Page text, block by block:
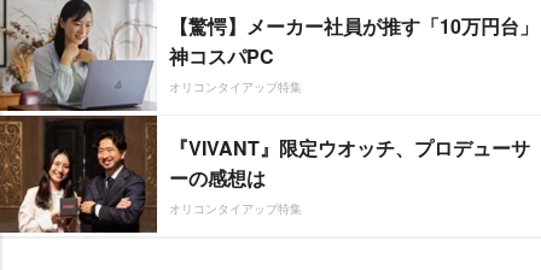
【驚愕】メーカー社員が推す「10万円台」
神コスパPC
オリコンタイアップ特集
『VIVANT』限定ウオッチ、プロデューサ
ーの感想は
オリコンタイアップ特集